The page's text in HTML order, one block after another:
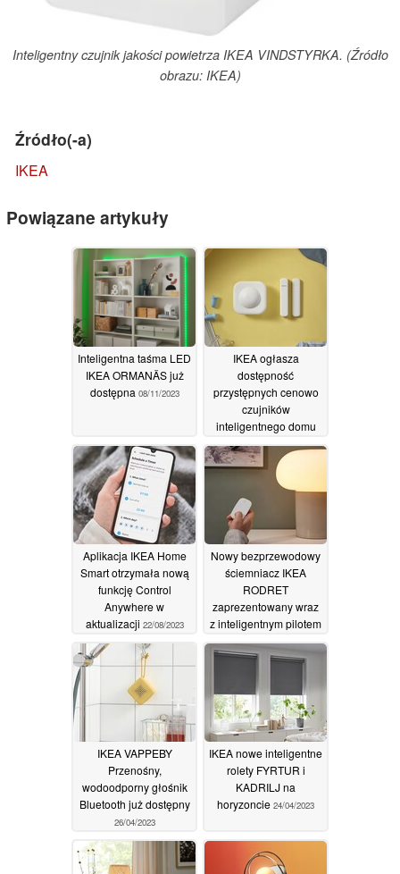
Inteligentny czujnik jakości powietrza IKEA VINDSTYRKA. (Źródło
obrazu: IKEA)
Źródło(-a)
IKEA
Powiązane artykuły
Inteligentna taśma LED
IKEA ORMANÄS już
dostępna 08/11/2023
IKEA ogłasza
dostępność
przystępnych cenowo
czujników
inteligentnego domu
PARASOLL i
VALLHORN
28/10/2023
Aplikacja IKEA Home
Smart otrzymała nową
funkcję Control
Anywhere w
aktualizacji 22/08/2023
Nowy bezprzewodowy
ściemniacz IKEA
RODRET
zaprezentowany wraz
z inteligentnym pilotem
do zasłon16/05/2023
IKEA VAPPEBY
Przenośny,
wodoodporny głośnik
Bluetooth już dostępny
26/04/2023
IKEA nowe inteligentne
rolety FYRTUR i
KADRILJ na
horyzoncie 24/04/2023